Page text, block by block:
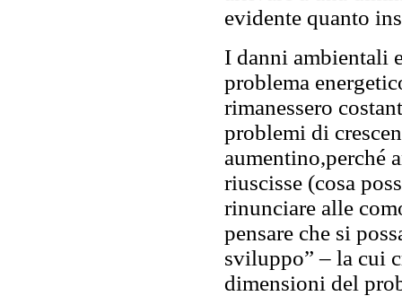
evidente quanto
I danni ambientali
problema
rimanessero
problemi di
aumentino,perché
riuscisse (cosa
rinunciare alle
pensare che si
sviluppo” – la cui
dimensioni del